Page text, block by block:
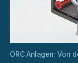
ORC Anlagen: Von